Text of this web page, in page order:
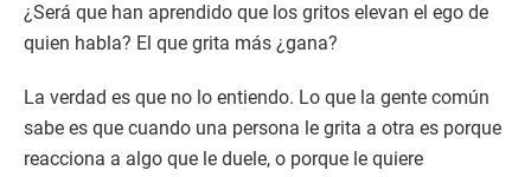
¿Será que han aprendido que los gritos elevan el ego de
quien habla? El que grita más ¿gana?
La verdad es que no lo entiendo. Lo que la gente común
sabe es que cuando una persona le grita a otra es porque
reacciona a algo que le duele, o porque le quiere